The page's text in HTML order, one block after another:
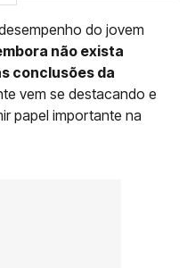
do jovem
não exista
conclusões da
vem se destacando e
papel importante na